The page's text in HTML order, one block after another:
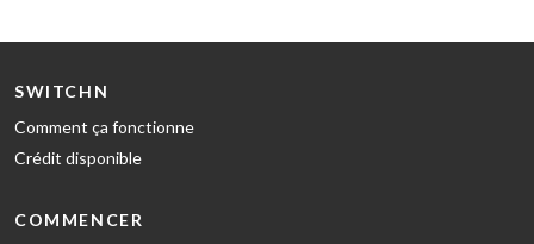
SWITCHN
Comment ça fonctionne
Crédit disponible
COMMENCER